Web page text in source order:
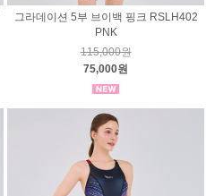
그라데이션 5부 브이백 핑크 RSLH402
PNK
115,000원
75,000원